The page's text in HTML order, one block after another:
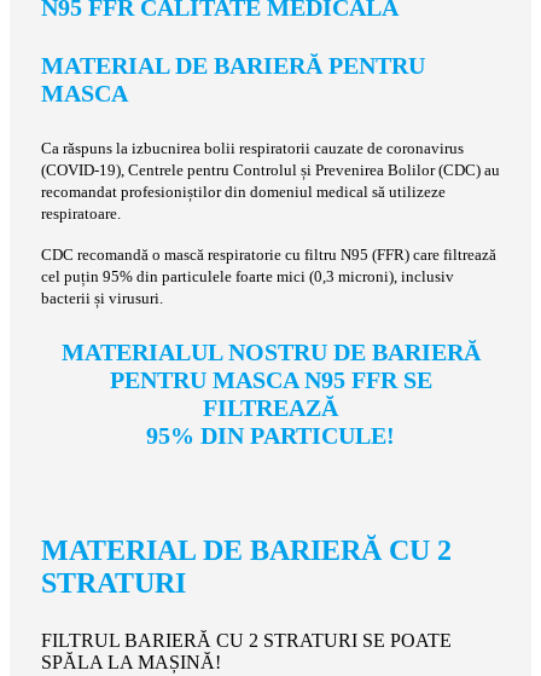
N95 FFR CALITATE MEDICALĂ
MATERIAL DE BARIERĂ PENTRU
MASCA
Ca răspuns la izbucnirea bolii respiratorii cauzate de coronavirus
(COVID-19), Centrele pentru Controlul și Prevenirea Bolilor (CDC) au
recomandat profesioniștilor din domeniul medical să utilizeze
respiratoare.
CDC recomandă o mască respiratorie cu filtru N95 (FFR) care filtrează
cel puțin 95% din particulele foarte mici (0,3 microni), inclusiv
bacterii și virusuri.
MATERIALUL NOSTRU DE BARIERĂ
PENTRU MASCA N95 FFR SE
FILTREAZĂ
95% DIN PARTICULE!
MATERIAL DE BARIERĂ CU 2
STRATURI
FILTRUL BARIERĂ CU 2 STRATURI SE POATE
SPĂLA LA MAȘINĂ!